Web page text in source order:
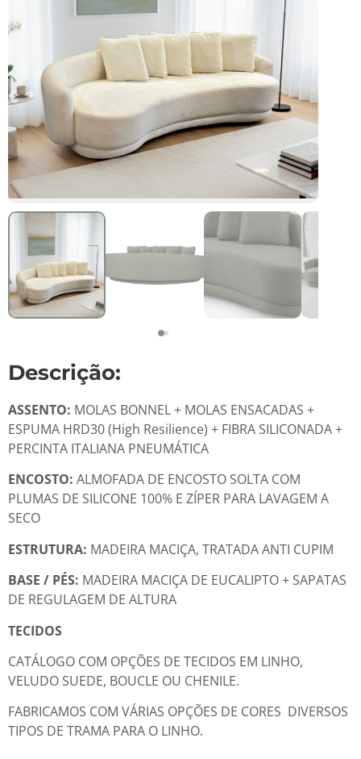
Descrição:
ASSENTO: MOLAS BONNEL + MOLAS ENSACADAS +
ESPUMA HRD30 (High Resilience) + FIBRA SILICONADA +
PERCINTA ITALIANA PNEUMÁTICA
ENCOSTO: ALMOFADA DE ENCOSTO SOLTA COM
PLUMAS DE SILICONE 100% E ZÍPER PARA LAVAGEM A
SECO
ESTRUTURA: MADEIRA MACIÇA, TRATADA ANTI CUPIM
BASE / PÉS: MADEIRA MACIÇA DE EUCALIPTO + SAPATAS
DE REGULAGEM DE ALTURA
TECIDOS
CATÁLOGO COM OPÇÕES DE TECIDOS EM LINHO,
VELUDO SUEDE, BOUCLE OU CHENILE.
FABRICAMOS COM VÁRIAS OPÇÕES DE CORES DIVERSOS
TIPOS DE TRAMA PARA O LINHO.